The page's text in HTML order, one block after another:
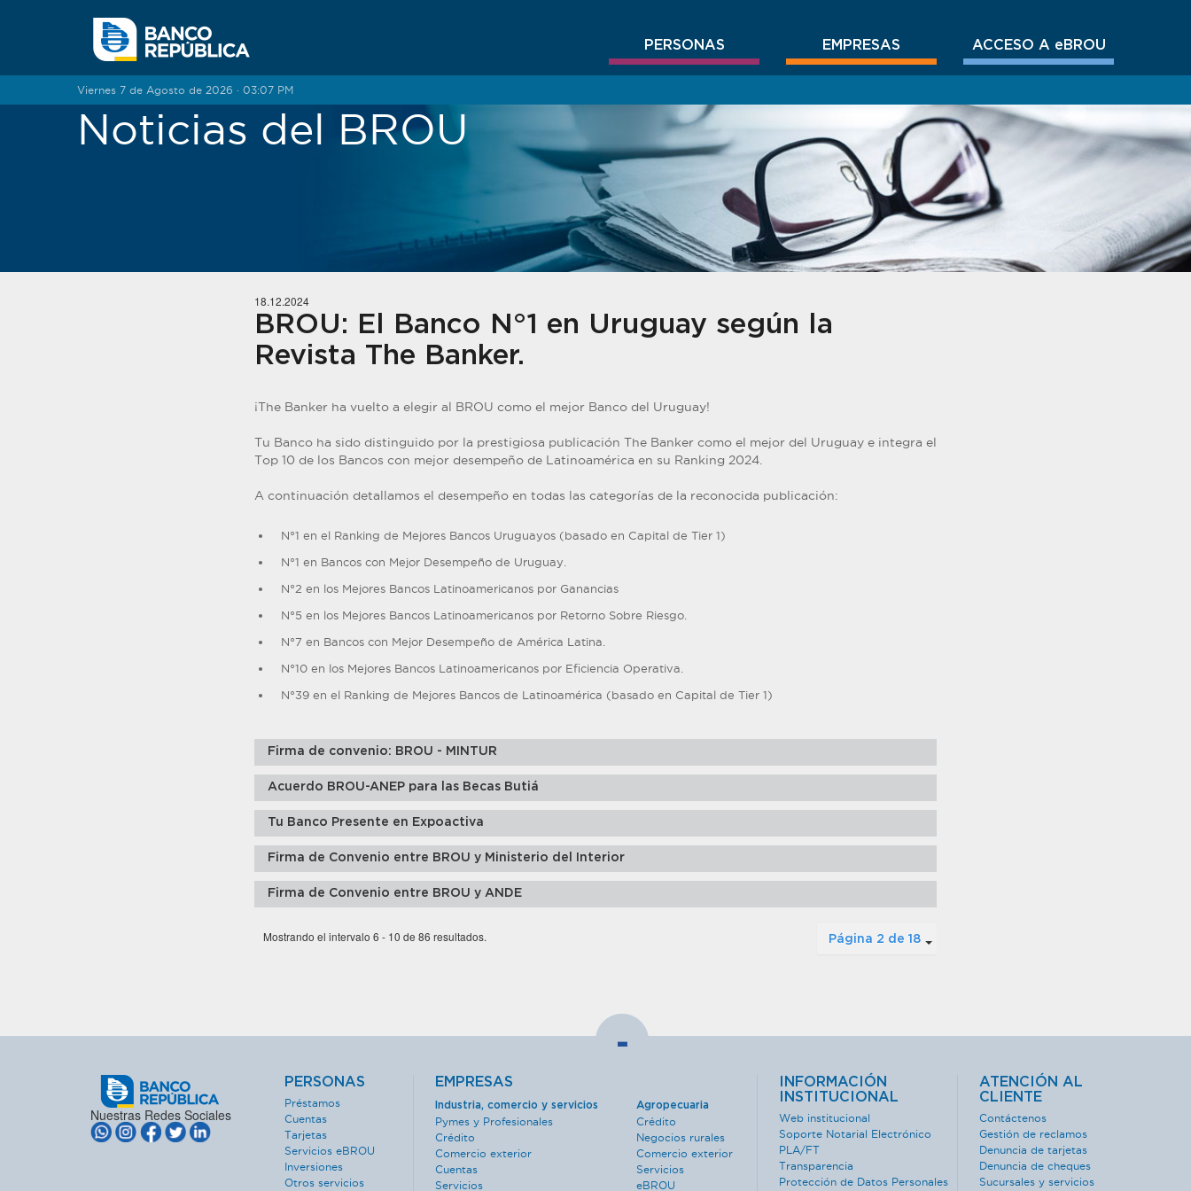
PERSONAS EMPRESAS ACCESO A eBROU
Viernes 7 de Agosto de 2026 · 03:07 PM
Noticias del BROU
18.12.2024
BROU: El Banco N°1 en Uruguay según la
Revista The Banker.
¡The Banker ha vuelto a elegir al BROU como el mejor Banco del Uruguay!
Tu Banco ha sido distinguido por la prestigiosa publicación The Banker como el mejor del Uruguay e integra el
Top 10 de los Bancos con mejor desempeño de Latinoamérica en su Ranking 2024.
A continuación detallamos el desempeño en todas las categorías de la reconocida publicación:
N°1 en el Ranking de Mejores Bancos Uruguayos (basado en Capital de Tier 1)
N°1 en Bancos con Mejor Desempeño de Uruguay.
N°2 en los Mejores Bancos Latinoamericanos por Ganancias
N°5 en los Mejores Bancos Latinoamericanos por Retorno Sobre Riesgo.
N°7 en Bancos con Mejor Desempeño de América Latina.
N°10 en los Mejores Bancos Latinoamericanos por Eficiencia Operativa.
N°39 en el Ranking de Mejores Bancos de Latinoamérica (basado en Capital de Tier 1)
Firma de convenio: BROU - MINTUR
Acuerdo BROU-ANEP para las Becas Butiá
Tu Banco Presente en Expoactiva
Firma de Convenio entre BROU y Ministerio del Interior
Firma de Convenio entre BROU y ANDE
Página 2 de 18
Mostrando el intervalo 6 - 10 de 86 resultados.
-
Nuestras Redes Sociales
PERSONAS
Préstamos
Cuentas
Tarjetas
Servicios eBROU
Inversiones
Otros servicios
EMPRESAS
Industria, comercio y servicios
Pymes y Profesionales
Crédito
Comercio exterior
Cuentas
Servicios
Agropecuaria
Crédito
Negocios rurales
Comercio exterior
Servicios
eBROU
INFORMACIÓN
INSTITUCIONAL
Web institucional
Soporte Notarial Electrónico
PLA/FT
Transparencia
Protección de Datos Personales
ATENCIÓN AL
CLIENTE
Contáctenos
Gestión de reclamos
Denuncia de tarjetas
Denuncia de cheques
Sucursales y servicios